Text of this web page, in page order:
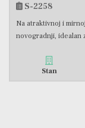
S-2033
Samo kod nas!
112,23 m2,
Stan